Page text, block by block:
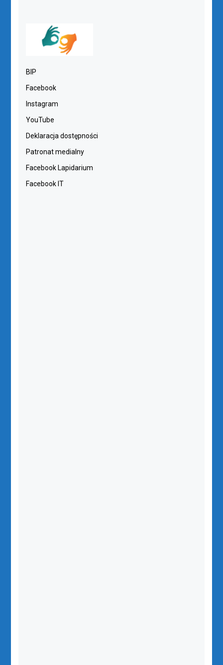
BIP
Facebook
Instagram
YouTube
Deklaracja dostępności
Patronat medialny
Facebook Lapidarium
Facebook IT